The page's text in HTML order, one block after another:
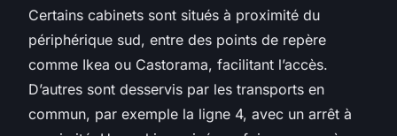
Certains cabinets sont situés à proximité du
périphérique sud, entre des points de repère
comme Ikea ou Castorama, facilitant l’accès.
D’autres sont desservis par les transports en
commun, par exemple la ligne 4, avec un arrêt à